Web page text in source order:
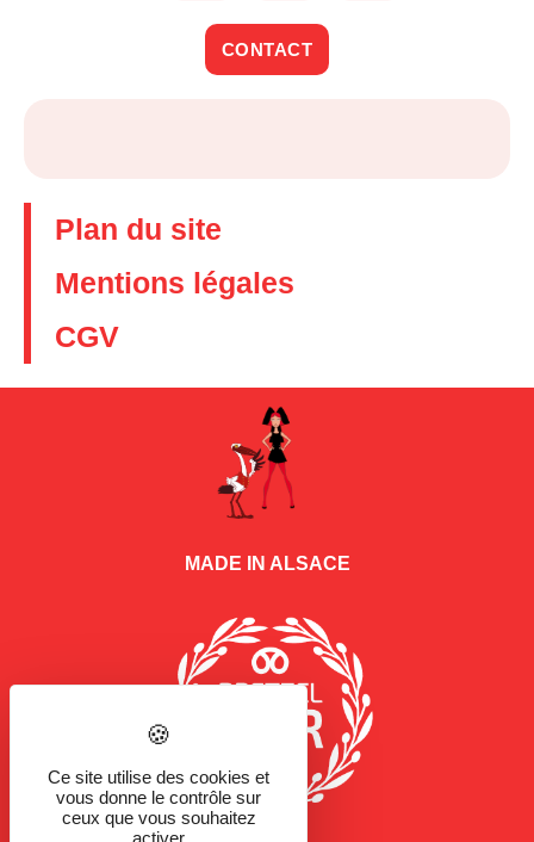
CONTACT
Plan du site
Mentions légales
CGV
MADE IN ALSACE
Ce site utilise des cookies et
vous donne le contrôle sur
ceux que vous souhaitez
activer